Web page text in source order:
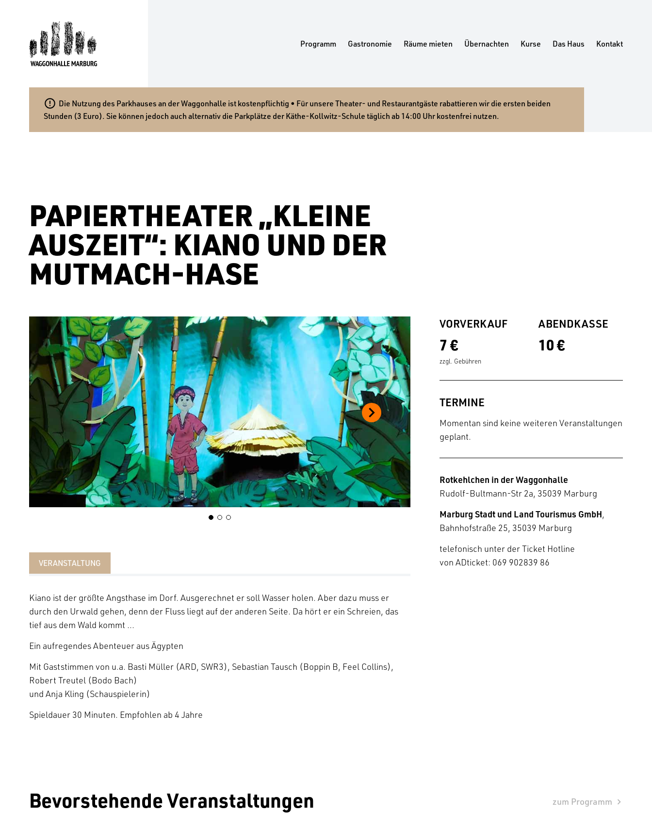
Programm Gastronomie Räume mieten Übernachten Kurse Das Haus Kontakt
 Die Nutzung des Parkhauses an der Waggonhalle ist kostenpflichtig • Für unsere Theater- und Restaurantgäste rabattieren wir die ersten beiden
Stunden (3 Euro). Sie können jedoch auch alternativ die Parkplätze der Käthe-Kollwitz-Schule täglich ab 14:00 Uhr kostenfrei nutzen.
PAPIERTHEATER „KLEINE
AUSZEIT“: KIANO UND DER
MUTMACH-HASE
VERANSTALTUNG
Kiano ist der größte Angsthase im Dorf. Ausgerechnet er soll Wasser holen. Aber dazu muss er
durch den Urwald gehen, denn der Fluss liegt auf der anderen Seite. Da hört er ein Schreien, das
tief aus dem Wald kommt …
Ein aufregendes Abenteuer aus Ägypten
Mit Gaststimmen von u.a. Basti Müller (ARD, SWR3), Sebastian Tausch (Boppin B, Feel Collins),
Robert Treutel (Bodo Bach)
und Anja Kling (Schauspielerin)
Spieldauer 30 Minuten. Empfohlen ab 4 Jahre
VORVERKAUF
7 €
zzgl. Gebühren
ABENDKASSE
10 €
TERMINE
Momentan sind keine weiteren Veranstaltungen
geplant.
Rotkehlchen in der Waggonhalle
Rudolf-Bultmann-Str 2a, 35039 Marburg
Marburg Stadt und Land Tourismus GmbH,
Bahnhofstraße 25, 35039 Marburg
telefonisch unter der Ticket Hotline
von ADticket: 069 902839 86
Bevorstehende Veranstaltungen zum Programm